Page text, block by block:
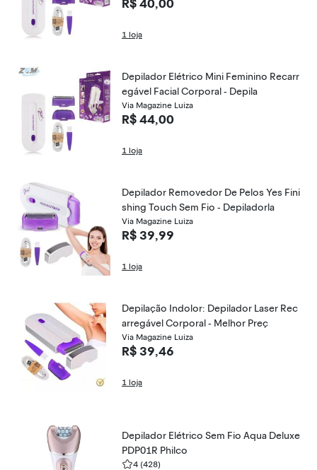
R$ 40,00
1 loja
Depilador Elétrico Mini Feminino Recarr
egável Facial Corporal - Depila
Via Magazine Luiza
R$ 44,00
1 loja
Depilador Removedor De Pelos Yes Fini
shing Touch Sem Fio - Depiladorla
Via Magazine Luiza
R$ 39,99
1 loja
Depilação Indolor: Depilador Laser Rec
arregável Corporal - Melhor Preç
Via Magazine Luiza
R$ 39,46
1 loja
Depilador Elétrico Sem Fio Aqua Deluxe
PDP01R Philco
4 (428)